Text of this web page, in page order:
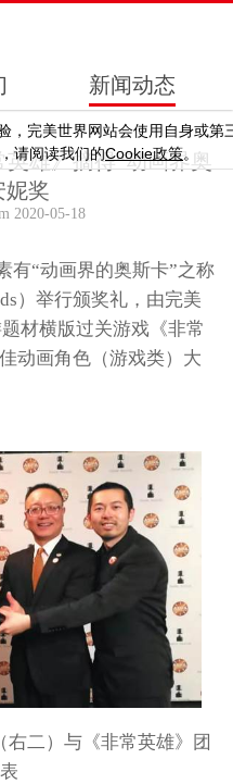
，完美世界网站会使用自身或第
请阅读我们的Cookie政策。
新闻动态
雄》摘得“动画界奥
妮奖
2020-05-18
有“动画界的奥斯卡”之称
）举行颁奖礼，由完美
材横版过关游戏《非常
动画角色（游戏类）大
右二）与《非常英雄》团